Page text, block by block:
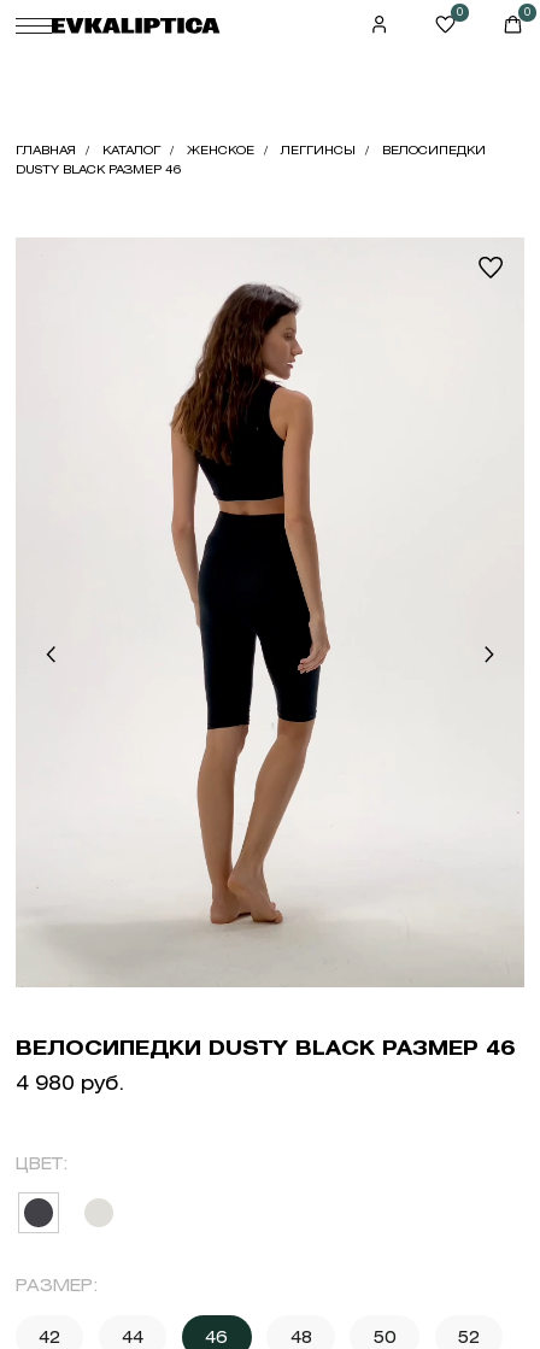
0 0
ГЛАВНАЯ КАТАЛОГ ЖЕНСКОЕ ЛЕГГИНСЫ
ВЕЛОСИПЕДКИ
DUSTY BLACK РАЗМЕР 46
ВЕЛОСИПЕДКИ DUSTY BLACK РАЗМЕР 46
4 980 руб.
ЦВЕТ:
РАЗМЕР:
42 44 46 48 50 52